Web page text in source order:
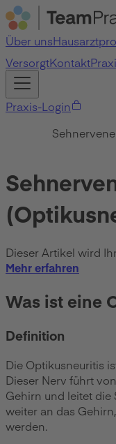
Über uns
VersorgtKontakt
Praxis-Login
Dieser Artikel wird
Mehr erfahren
Was ist eine
Definition
Die Optikusneuritis
Dieser Nerv führt
Gehirn und leitet die
weiter an das
werden.